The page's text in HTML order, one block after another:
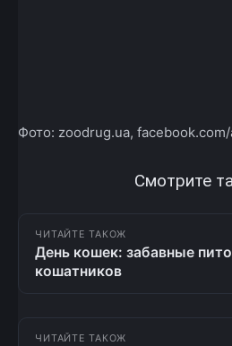
Фото: zoodrug.ua, facebook.com/
Смотрите
ЧИТАЙТЕ ТАКОЖ
День кошек: забавные
кошатников
ЧИТАЙТЕ ТАКОЖ